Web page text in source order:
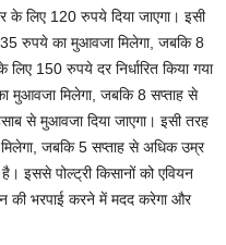
लिए 120 रुपये दिया जाएगा। इसी
35 रुपये का मुआवजा मिलेगा, जबकि 8
150 रुपये दर निर्धारित किया गया
मुआवजा मिलेगा, जबकि 8 सप्ताह से
से मुआवजा दिया जाएगा। इसी तरह
जबकि 5 सप्ताह से अधिक उम्र
इससे पोल्ट्री किसानों को एवियन
की भरपाई करने में मदद करेगा और